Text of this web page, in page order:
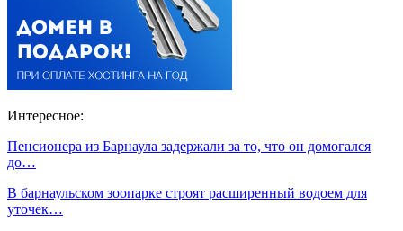
Интересное:
Пенсионера из Барнаула задержали за то, что он домогался
до…
В барнаульском зоопарке строят расширенный водоем для
уточек…